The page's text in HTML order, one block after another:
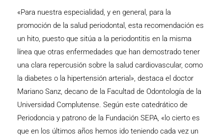
«Para nuestra especialidad, y en general, para la
promoción de la salud periodontal, esta recomendación es
un hito, puesto que sitúa a la periodontitis en la misma
línea que otras enfermedades que han demostrado tener
una clara repercusión sobre la salud cardiovascular, como
la diabetes o la hipertensión arterial», destaca el doctor
Mariano Sanz, decano de la Facultad de Odontología de la
Universidad Complutense. Según este catedrático de
Periodoncia y patrono de la Fundación SEPA, «lo cierto es
que en los últimos años hemos ido teniendo cada vez un